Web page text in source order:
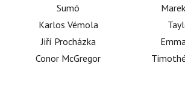
Sumó
Karlos Vémola
Jiří Procházka
Conor McGregor